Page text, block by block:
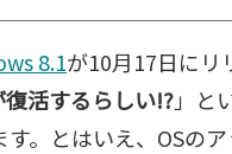
8.1が10月17日にリ
活するらしい!?」と
。とはいえ、OSの